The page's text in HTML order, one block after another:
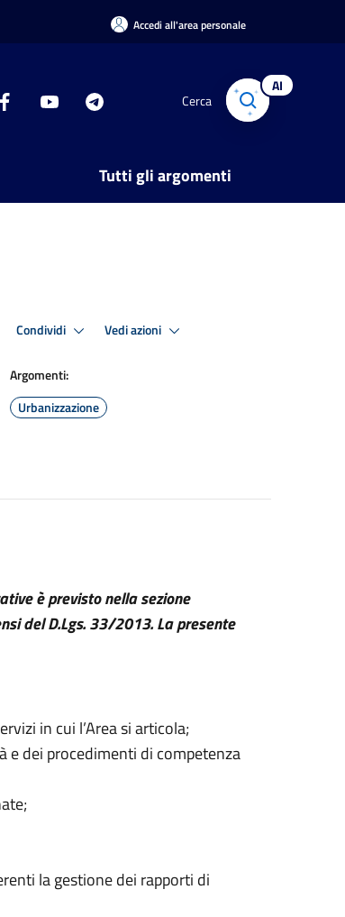
Accedi all'area personale
Cerca
AI
Tutti gli argomenti
Condividi Vedi azioni
Argomenti:
Urbanizzazione
è previsto nella sezione
del D.Lgs. 33/2013. La presente
in cui l’Area si articola;
dei procedimenti di competenza
la gestione dei rapporti di